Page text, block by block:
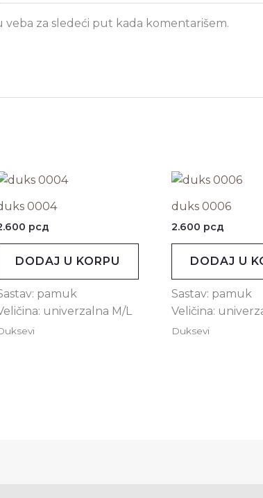
za sledeći put kada komentarišem.
0004
рсд
DODAJ U KORPU
pamuk
univerzalna M/L
duks 0006
2.600 рсд
DODAJ U
Sastav: pamuk
Veličina:
Duksevi